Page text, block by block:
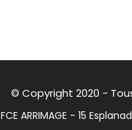
© Copyright 2020 -
FCE ARRIMAGE - 15